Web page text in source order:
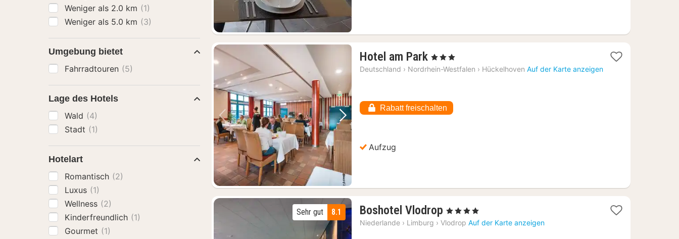
Vorheriges Bild Nächstes Bild
Hotel am Park 1
Nacht
€
, 3 Sterne
Deutschland › Nordrhein-Westfalen › Hückelhoven Auf der Karte anzeigen
Rabatt freischalten
Aufzug
8.1
Sehr gut Boshotel Vlodrop 1
Nacht
, 4 Sterne
Niederlande › Limburg › Vlodrop Auf der Karte anzeigen
Weniger als 2.0 km (1)
Weniger als 5.0 km (3)
Umgebung bietet
Fahrradtouren (5)
Lage des Hotels
Wald (4)
Stadt (1)
Hotelart
Romantisch (2)
Luxus (1)
Wellness (2)
Kinderfreundlich (1)
Gourmet (1)